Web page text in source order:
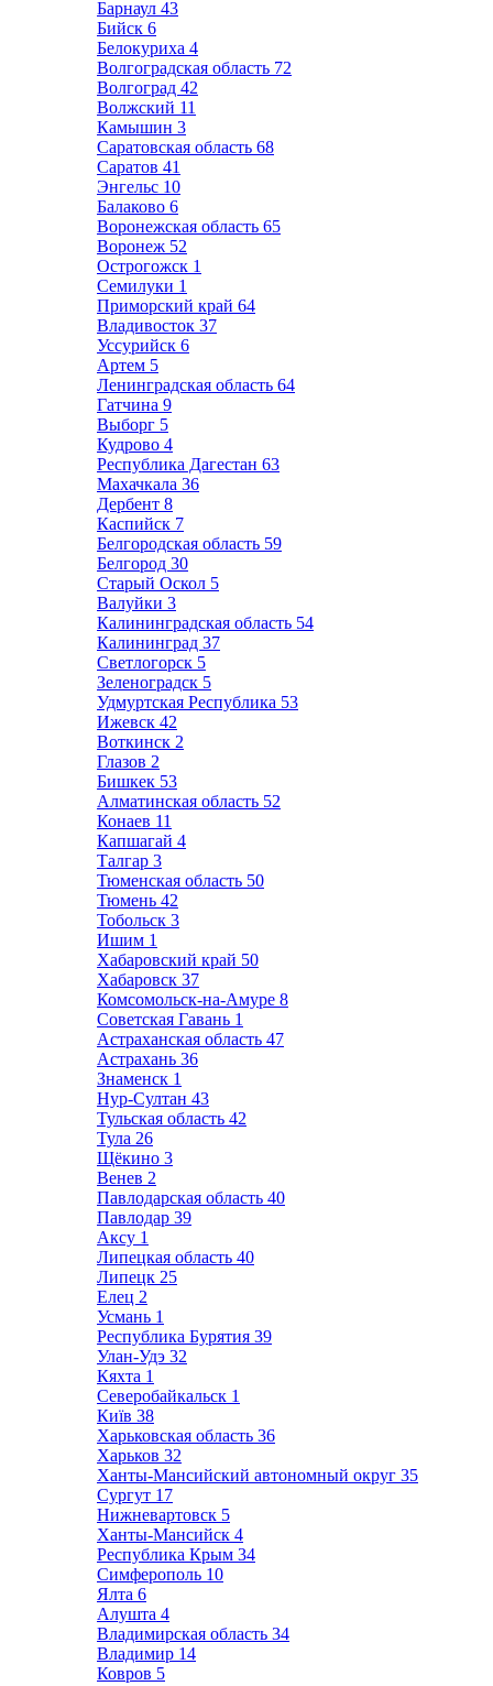
Барнаул 43
Бийск 6
Белокуриха 4
Волгоградская область 72
Волгоград 42
Волжский 11
Камышин 3
Саратовская область 68
Саратов 41
Энгельс 10
Балаково 6
Воронежская область 65
Воронеж 52
Острогожск 1
Семилуки 1
Приморский край 64
Владивосток 37
Уссурийск 6
Артем 5
Ленинградская область 64
Гатчина 9
Выборг 5
Кудрово 4
Республика Дагестан 63
Махачкала 36
Дербент 8
Каспийск 7
Белгородская область 59
Белгород 30
Старый Оскол 5
Валуйки 3
Калининградская область 54
Калининград 37
Светлогорск 5
Зеленоградск 5
Удмуртская Республика 53
Ижевск 42
Воткинск 2
Глазов 2
Бишкек 53
Алматинская область 52
Конаев 11
Капшагай 4
Талгар 3
Тюменская область 50
Тюмень 42
Тобольск 3
Ишим 1
Хабаровский край 50
Хабаровск 37
Комсомольск-на-Амуре 8
Советская Гавань 1
Астраханская область 47
Астрахань 36
Знаменск 1
Нур-Султан 43
Тульская область 42
Тула 26
Щёкино 3
Венев 2
Павлодарская область 40
Павлодар 39
Аксу 1
Липецкая область 40
Липецк 25
Елец 2
Усмань 1
Республика Бурятия 39
Улан-Удэ 32
Кяхта 1
Северобайкальск 1
Київ 38
Харьковская область 36
Харьков 32
Ханты-Мансийский автономный округ 35
Сургут 17
Нижневартовск 5
Ханты-Мансийск 4
Республика Крым 34
Симферополь 10
Ялта 6
Алушта 4
Владимирская область 34
Владимир 14
Ковров 5